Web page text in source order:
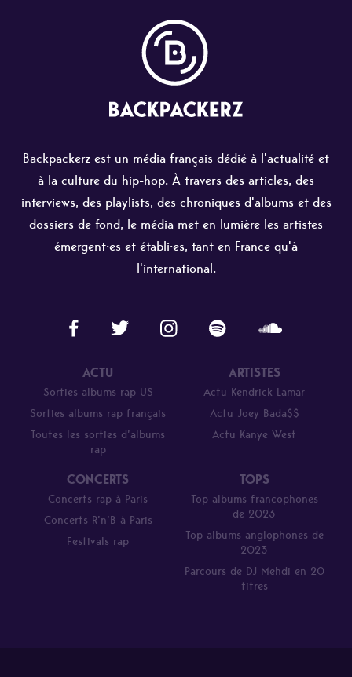
Backpackerz est un média français dédié à l'actualité et
à la culture du hip-hop. À travers des articles, des
interviews, des playlists, des chroniques d'albums et des
dossiers de fond, le média met en lumière les artistes
émergent·es et établi·es, tant en France qu'à
l'international.
ACTU
Sorties albums rap US
Sorties albums rap français
Toutes les sorties d’albums
rap
ARTISTES
Actu Kendrick Lamar
Actu Joey Bada$$
Actu Kanye West
CONCERTS
Concerts rap à Paris
Concerts R’n’B à Paris
Festivals rap
TOPS
Top albums francophones
de 2023
Top albums anglophones de
2023
Parcours de DJ Mehdi en 20
titres